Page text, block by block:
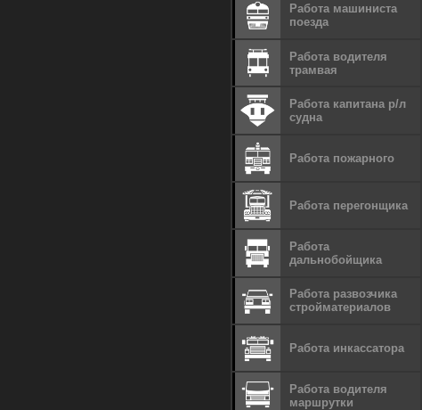
Работа машиниста
поезда
Работа водителя
трамвая
Работа капитана р/л
судна
Работа пожарного
Работа перегонщика
Работа
дальнобойщика
Работа развозчика
стройматериалов
Работа инкассатора
Работа водителя
маршрутки